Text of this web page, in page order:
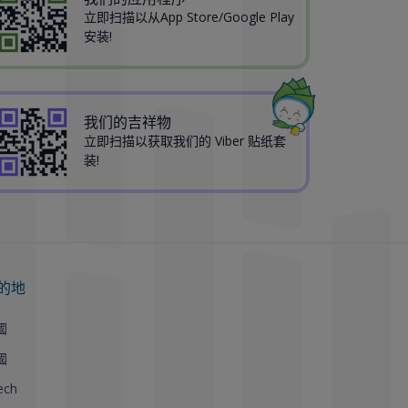
立即扫描以从App Store/Google Play
安装!
我们的吉祥物
立即扫描以获取我们的 Viber 贴纸套
装!
地